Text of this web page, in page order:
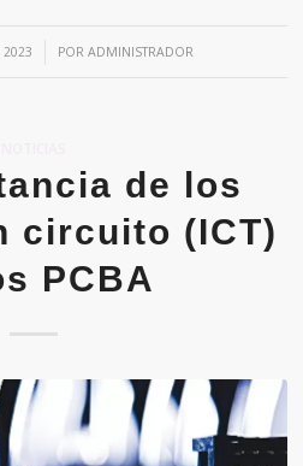
2023 POR ADMINISTRADOR
de los
circuito (ICT)
PCBA